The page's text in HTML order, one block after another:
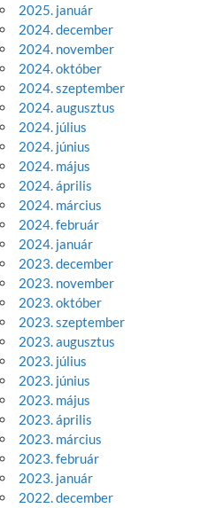
2025. január
2024. december
2024. november
2024. október
2024. szeptember
2024. augusztus
2024. július
2024. június
2024. május
2024. április
2024. március
2024. február
2024. január
2023. december
2023. november
2023. október
2023. szeptember
2023. augusztus
2023. július
2023. június
2023. május
2023. április
2023. március
2023. február
2023. január
2022. december